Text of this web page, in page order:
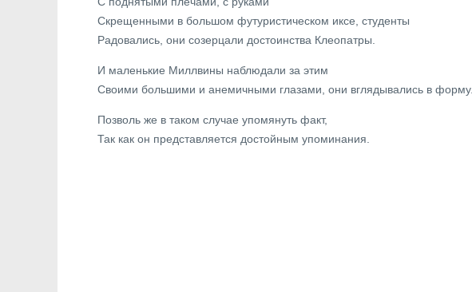
Скрещенными в большом футуристическом иксе, студенты
Радовались, они созерцали достоинства Клеопатры.
И маленькие Миллвины наблюдали за этим
Своими большими и анемичными глазами, они вглядывались в форму.
Позволь же в таком случае упомянуть факт,
Так как он представляется достойным упоминания.